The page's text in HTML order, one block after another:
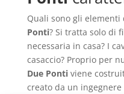
Quali sono gli elementi
Ponti? Si tratta solo di
necessaria in casa? I
casaccio? Proprio per
Due Pontiviene
creato da un